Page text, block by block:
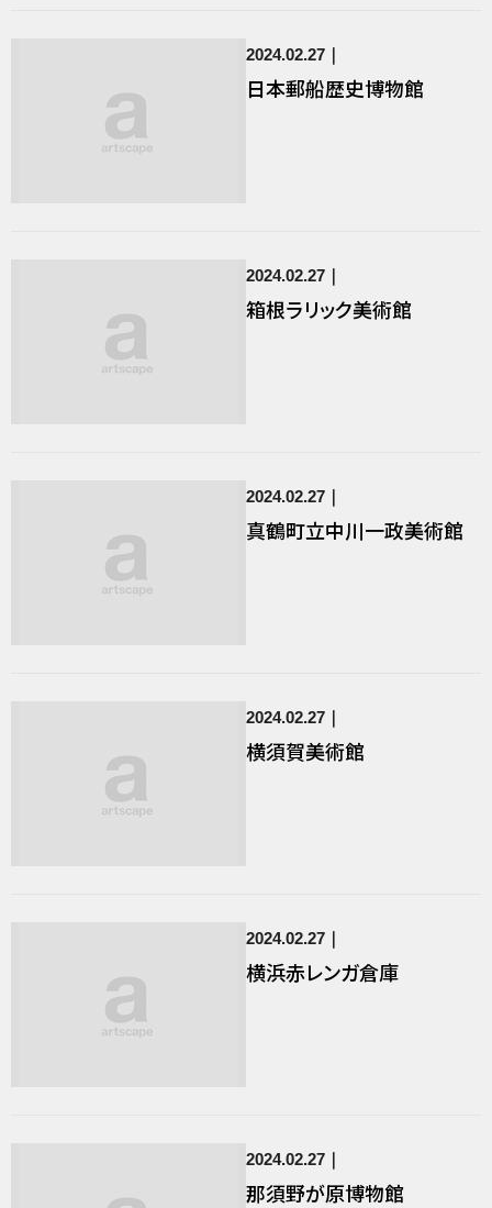
2024.02.27
日本郵船歴史博物館
2024.02.27
箱根ラリック美術館
2024.02.27
真鶴町立中川一政美術館
2024.02.27
横須賀美術館
2024.02.27
横浜赤レンガ倉庫
2024.02.27
那須野が原博物館